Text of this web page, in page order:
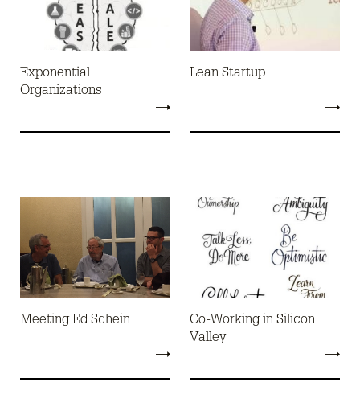
Exponential
Organizations
Lean Startup
Meeting Ed Schein
Co-Working in Silicon
Valley